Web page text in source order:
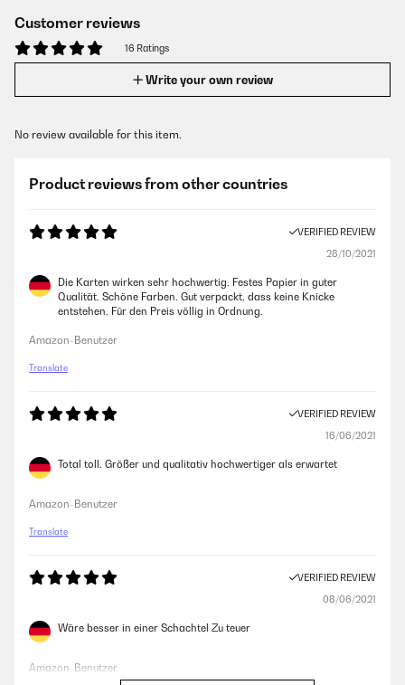
Customer reviews
16 Ratings
Write your own review
No review available for this item.
Product reviews from other countries
VERIFIED REVIEW
28/10/2021
Die Karten wirken sehr hochwertig. Festes Papier in guter
Qualität. Schöne Farben. Gut verpackt, dass keine Knicke
entstehen. Für den Preis völlig in Ordnung.
Amazon-Benutzer
Translate
VERIFIED REVIEW
16/06/2021
Total toll. Größer und qualitativ hochwertiger als erwartet
Amazon-Benutzer
Translate
VERIFIED REVIEW
08/06/2021
Wäre besser in einer Schachtel Zu teuer
Amazon-Benutzer